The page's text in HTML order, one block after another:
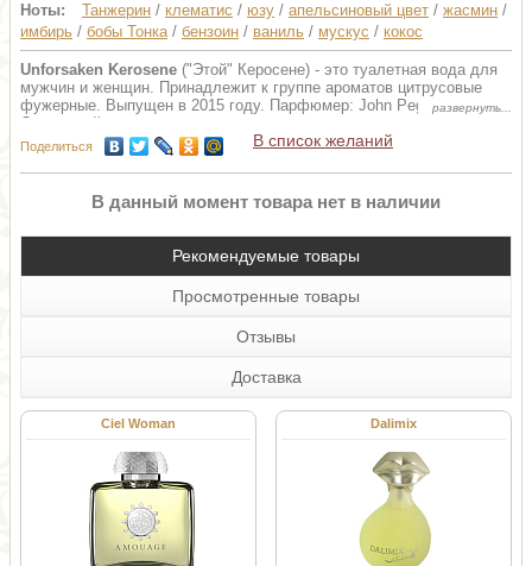
Ноты:
Танжерин / клематис / юзу / апельсиновый цвет / жасмин /
имбирь / бобы Тонка/ бензоин / ваниль / мускус / кокос
Unforsaken Kerosene ("Этой" Керосене) - это туалетная вода для
мужчин и женщин. Принадлежит к группе ароматов цитрусовые
фужерные. Выпущен в 2015 году. Парфюмер: John Pegg.
Сердечный аккорд звучит волшебным созвучием терпковатого
жасмина и медового аромата апельсинового цвета в обрамлении
бархатистого имбиря и теплых, сливочно-древесных нот кокосовой
стружки. База композиции дарит смолистые ноты бензоина,
сладковато-дымный запах экзотических бобов тонка, теплый
мускус и сладостную ваниль, завершая искусительный аромат на
Поделиться В список желаний
В данный момент товара нет в наличии
Рекомендуемые товары
Просмотренные товары
Отзывы
Доставка
Ciel Woman Dalimix